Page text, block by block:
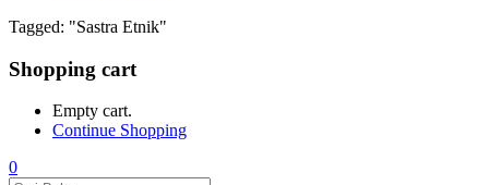
Tagged: "Sastra Etnik"
Shopping cart
Empty cart.
Continue Shopping
0